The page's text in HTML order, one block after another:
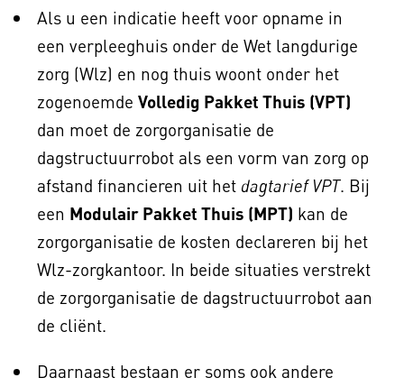
Als u een indicatie heeft voor opname in
een verpleeghuis onder de Wet langdurige
zorg (Wlz) en nog thuis woont onder het
zogenoemde Volledig Pakket Thuis (VPT)
dan moet de zorgorganisatie de
dagstructuurrobot als een vorm van zorg op
afstand financieren uit het dagtarief VPT. Bij
een Modulair Pakket Thuis (MPT) kan de
zorgorganisatie de kosten declareren bij het
Wlz-zorgkantoor. In beide situaties verstrekt
de zorgorganisatie de dagstructuurrobot aan
de cliënt.
Daarnaast bestaan er soms ook andere